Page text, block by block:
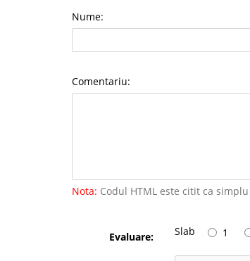
Nume:
Comentariu:
Nota: Codul HTML este citit ca
Evaluare: Slab 1